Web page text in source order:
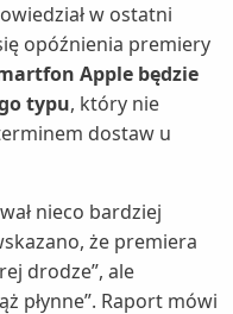
w ostatni
opóźnienia premiery
Apple będzie
typu, który nie
dostaw u
nieco bardziej
że premiera
drodze”, ale
płynne”. Raport mówi